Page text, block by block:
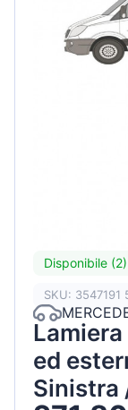
Disponibile (2)
SKU: 3547191
ed
Sinistra